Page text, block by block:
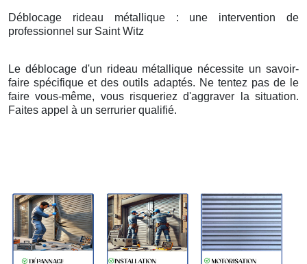
Déblocage rideau métallique : une intervention de
professionnel sur Saint Witz
Le déblocage d'un rideau métallique nécessite un savoir-
faire spécifique et des outils adaptés. Ne tentez pas de le
faire vous-même, vous risqueriez d'aggraver la situation.
Faites appel à un serrurier qualifié.